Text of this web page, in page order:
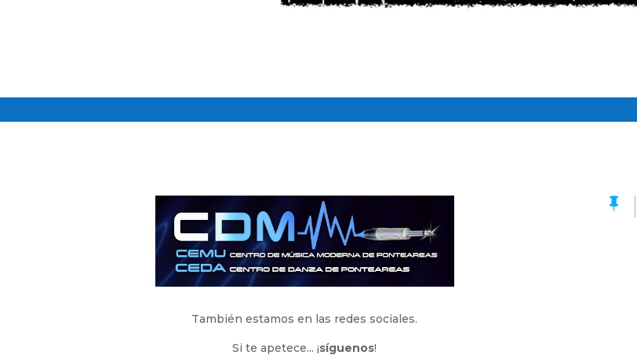
También estamos en las redes sociales.
Si te apetece... ¡síguenos!
